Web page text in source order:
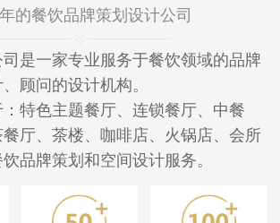
的餐饮品牌策划设计公司
是一家专业服务于餐饮领域的品牌
顾问的设计机构。
特色主题餐厅、连锁餐厅、中餐
厅、茶楼、咖啡店、火锅店、会所
品牌策划和空间设计服务。